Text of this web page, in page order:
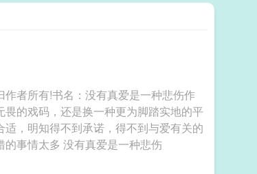
者所有!书名：没有真爱是一种悲伤作
的戏码，还是换一种更为脚踏实地的平
，明知得不到承诺，得不到与爱有关的
一切，她是否仍有勇气去承受这种悲凉。或许这一生她做错的事情太多 没有真爱是一种悲伤